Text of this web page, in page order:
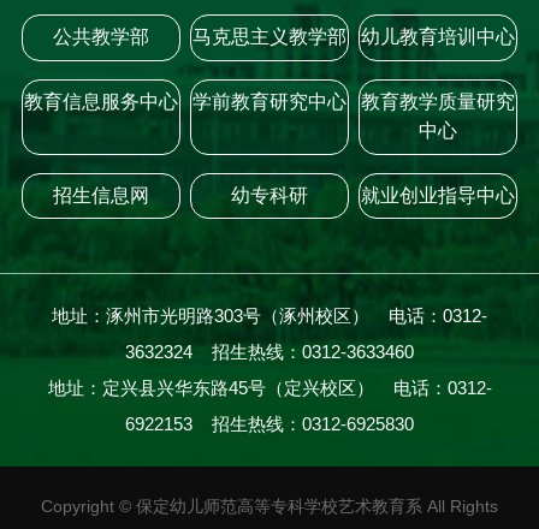
公共教学部 马克思主义教学部 幼儿教育培训中心
教育信息服务中心 学前教育研究中心
教育教学质量研究
中心
招生信息网 幼专科研 就业创业指导中心
地址：涿州市光明路303号（涿州校区） 电话：0312-
3632324 招生热线：0312-3633460
地址：定兴县兴华东路45号（定兴校区） 电话：0312-
6922153 招生热线：0312-6925830
Copyright © 保定幼儿师范高等专科学校艺术教育系 All Rights